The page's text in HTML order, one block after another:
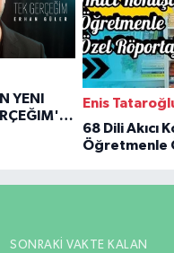
YENI
Enis
68 Dili Akıcı
Öğretmenle
SONRAKI VAKTE KALAN